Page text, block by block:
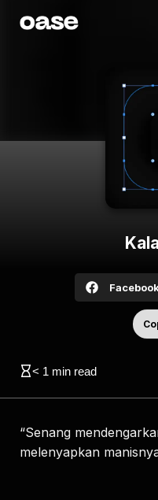
< 1 min read
“Senang
melenyapkan